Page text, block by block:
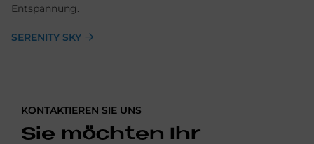
Entspannung.
SERENITY SKY
KONTAKTIEREN SIE UNS
Sie möchten Ihr